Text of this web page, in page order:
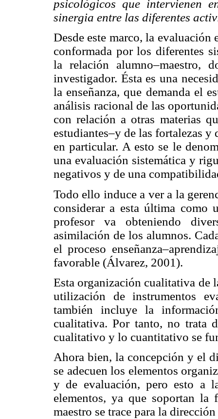
psicológicos que intervienen
sinergia entre las diferentes
Desde este marco, la evaluación
conformada por los diferentes
la relación alumno–maestro,
investigador. Ésta es una
la enseñanza, que demanda el
análisis racional de las
con relación a otras materias
estudiantes–y de las fortalezas
en particular. A esto se le
una evaluación sistemática y
negativos y de una
Todo ello induce a ver a la
considerar a esta última como
profesor va obteniendo
asimilación de los alumnos.
el proceso
favorable (Álvarez, 2001).
Esta organización cualitativa de
utilización de instrumentos
también incluye la
cualitativa. Por tanto, no trata
cualitativo y lo cuantitativo se
Ahora bien, la concepción y el
se adecuen los elementos
y de evaluación, pero esto a
elementos, ya que soportan la
maestro se trace para la